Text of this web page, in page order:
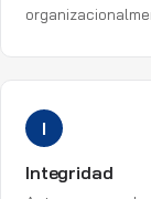
I
Integridad